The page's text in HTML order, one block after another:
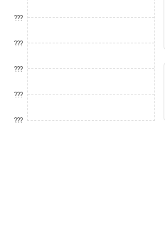
???
???
???
???
???